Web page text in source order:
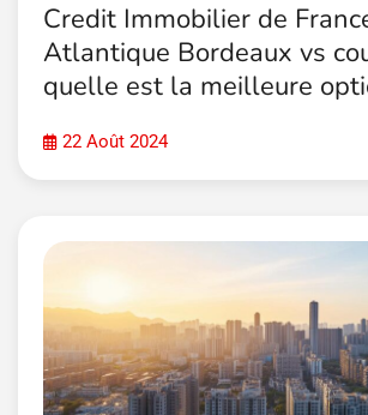
Credit Immobilier de
Atlantique Bordeaux vs
quelle est la meilleure
22 Août 2024